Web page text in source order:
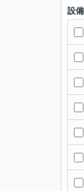
設